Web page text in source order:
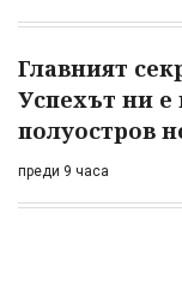
Главният
Успехът ни е
полуостров
преди 9 часа